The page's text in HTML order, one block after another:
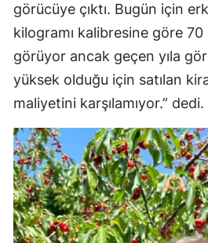
görücüye çıktı. Bugün için
kilogramı kalibresine göre
görüyor ancak geçen yıla
yüksek olduğu için satılan
maliyetini karşılamıyor.” dedi.